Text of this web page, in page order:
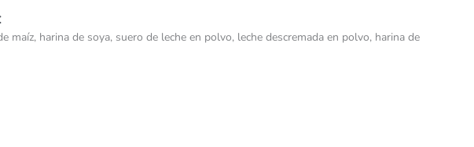
harina de soya, suero de leche en polvo, leche descremada en polvo, harina de